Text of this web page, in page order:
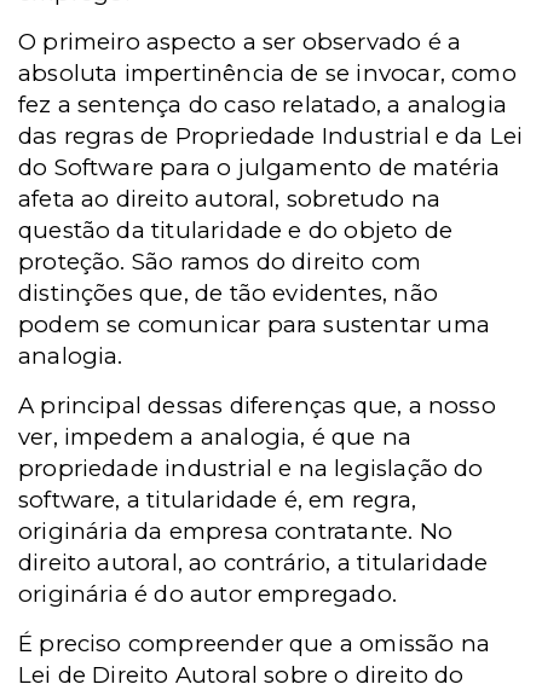
O primeiro aspecto a ser observado é a
absoluta impertinência de se invocar, como
fez a sentença do caso relatado, a analogia
das regras de Propriedade Industrial e da Lei
do Software para o julgamento de matéria
afeta ao direito autoral, sobretudo na
questão da titularidade e do objeto de
proteção. São ramos do direito com
distinções que, de tão evidentes, não
podem se comunicar para sustentar uma
analogia.
A principal dessas diferenças que, a nosso
ver, impedem a analogia, é que na
propriedade industrial e na legislação do
software, a titularidade é, em regra,
originária da empresa contratante. No
direito autoral, ao contrário, a titularidade
originária é do autor empregado.
É preciso compreender que a omissão na
Lei de Direito Autoral sobre o direito do